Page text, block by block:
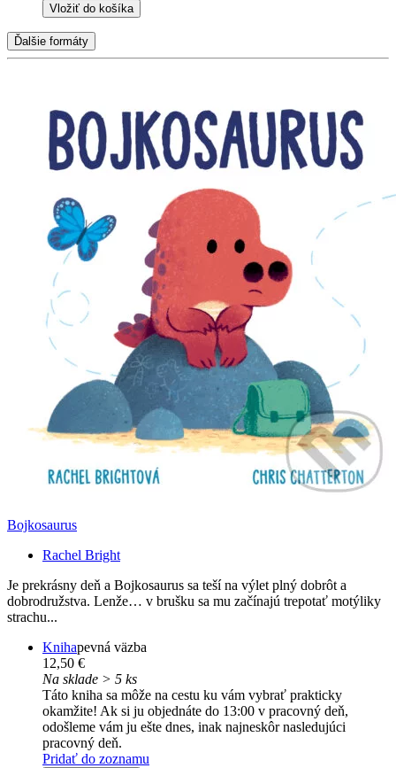
Vložiť do košíka
Ďalšie formáty
Bojkosaurus
Rachel Bright
Je prekrásny deň a Bojkosaurus sa teší na výlet plný dobrôt a
dobrodružstva. Lenže… v brušku sa mu začínajú trepotať motýliky
strachu...
Knihapevná väzba
12,50 €
Na sklade > 5 ks
Táto kniha sa môže na cestu ku vám vybrať prakticky
okamžite! Ak si ju objednáte do 13:00 v pracovný deň,
odošleme vám ju ešte dnes, inak najneskôr nasledujúci
pracovný deň.
Pridať do zoznamu